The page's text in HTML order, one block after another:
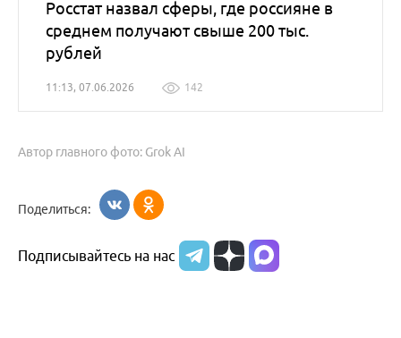
Росстат назвал сферы, где россияне в
среднем получают свыше 200 тыс.
рублей
11:13, 07.06.2026 142
Автор главного фото: Grok AI
Поделиться:
Подписывайтесь на нас